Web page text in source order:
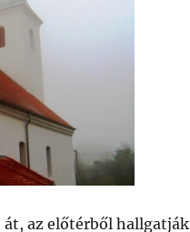
az előtérből hallgatják